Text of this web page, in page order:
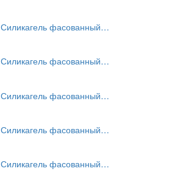
Силикагель фасованный…
Силикагель фасованный…
Силикагель фасованный…
Силикагель фасованный…
Силикагель фасованный…